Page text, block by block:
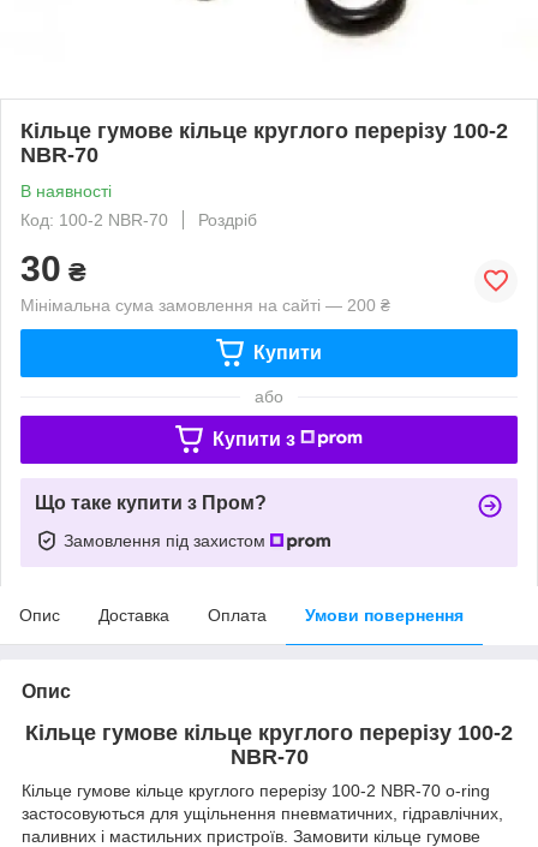
Кільце гумове кільце круглого перерізу 100-2
NBR-70
В наявності
Код: 100-2 NBR-70
Роздріб
30 ₴
Мінімальна сума замовлення на сайті — 200 ₴
Купити
або
Купити з
Що таке купити з Пром?
Замовлення під захистом
Опис Доставка Оплата Умови повернення
Опис
Кільце гумове кільце круглого перерізу 100-2
NBR-70
Кільце гумове кільце круглого перерізу 100-2 NBR-70 o-ring
застосовуються для ущільнення пневматичних, гідравлічних,
паливних і мастильних пристроїв. Замовити кільце гумове